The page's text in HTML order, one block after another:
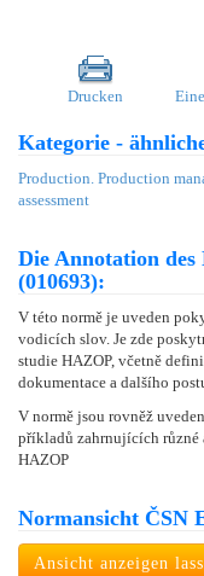
Drucken
Kategorie -
Production. Production
assessment
Die Annotation des
(010693):
V této normě je uveden
vodicích slov. Je zde
studie HAZOP, včetně
dokumentace a dalšího
V normě jsou rovněž
příkladů zahrnujících
HAZOP
Normansicht ČSN
Ansicht anzeigen